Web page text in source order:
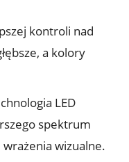
kontroli nad
a kolory
LED
spektrum
wizualne.